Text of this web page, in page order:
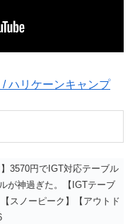
ハリケーンキャンプ
3570円でIGT対応テーブル
が神過ぎた。【IGTテーブ
スノーピーク】【アウトド